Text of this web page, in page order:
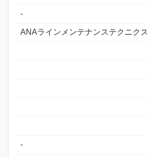
-
ANAラインメンテナンステクニク
-